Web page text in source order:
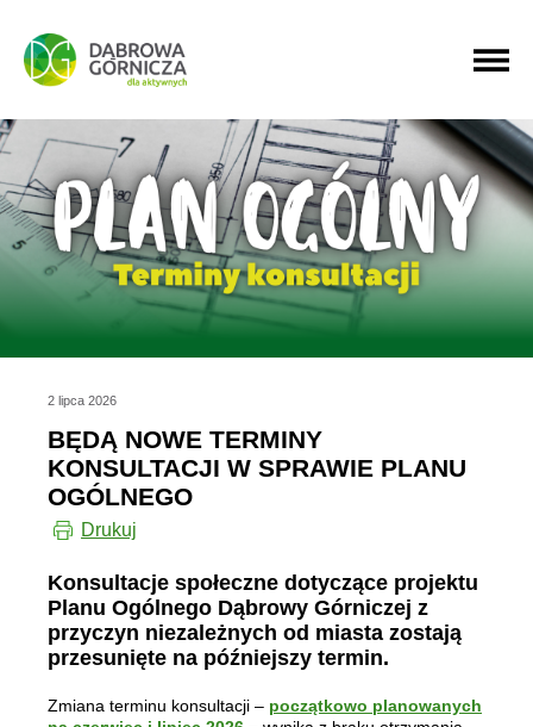
PRZEJDŹ DO MENU GŁÓWNEGO
PRZEJDŹ DO WYSZUKIWARKI
PRZEJDŹ DO TREŚCI
2 lipca 2026
BĘDĄ NOWE TERMINY
KONSULTACJI W SPRAWIE PLANU
OGÓLNEGO
Drukuj
Konsultacje społeczne dotyczące projektu
Planu Ogólnego Dąbrowy Górniczej z
przyczyn niezależnych od miasta zostają
przesunięte na późniejszy termin.
Zmiana terminu konsultacji – początkowo planowanych